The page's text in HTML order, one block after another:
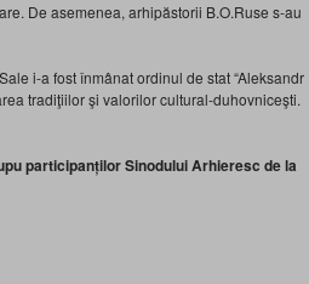
De asemenea, arhipăstorii B.O.Ruse s-au
i-a fost înmânat ordinul de stat “Aleksandr
tradiţiilor şi valorilor cultural-duhovniceşti.
participanților Sinodului Arhieresc de la